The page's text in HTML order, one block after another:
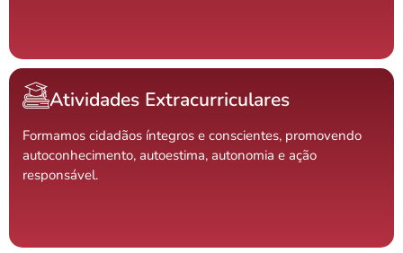
Atividades Extracurriculares
Formamos cidadãos íntegros e conscientes, promovendo
autoconhecimento, autoestima, autonomia e ação
responsável.